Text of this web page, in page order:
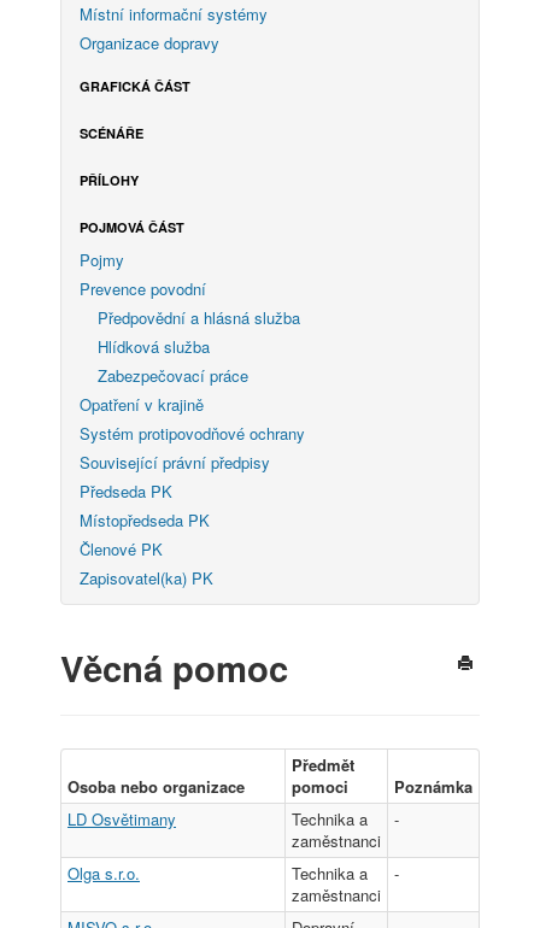
Místní informační systémy
Organizace dopravy
GRAFICKÁ ČÁST
SCÉNÁŘE
PŘÍLOHY
POJMOVÁ ČÁST
Pojmy
Prevence povodní
Předpovědní a hlásná služba
Hlídková služba
Zabezpečovací práce
Opatření v krajině
Systém protipovodňové ochrany
Související právní předpisy
Předseda PK
Místopředseda PK
Členové PK
Zapisovatel(ka) PK
Věcná pomoc
Osoba nebo organizace
Předmět
pomoci
Poznámka
LD Osvětimany
Technika a
zaměstnanci
-
Olga s.r.o.
Technika a
zaměstnanci
-